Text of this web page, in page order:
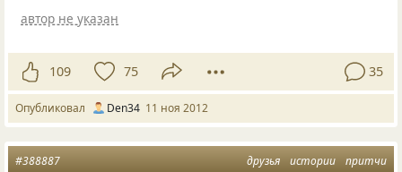
автор не указан
109 75 35
Опубликовал Den34 11 ноя 2012
друзья истории притчи
#388887